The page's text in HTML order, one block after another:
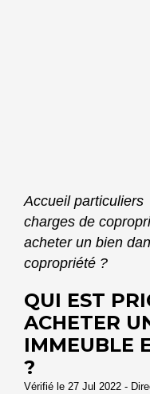
Accueil particuliers
charges de
acheter un bien
copropriété ?
QUI EST
ACHETER
IMMEUBLE
?
Vérifié le 27 Jul 2022 -